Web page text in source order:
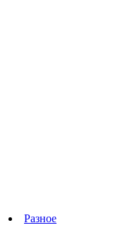
Разное